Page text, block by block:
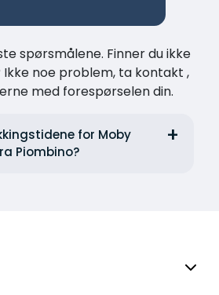
spørsmålene. Finner du ikke
noe problem, ta kontakt ,
med forespørselen din.
for Moby
Piombino?